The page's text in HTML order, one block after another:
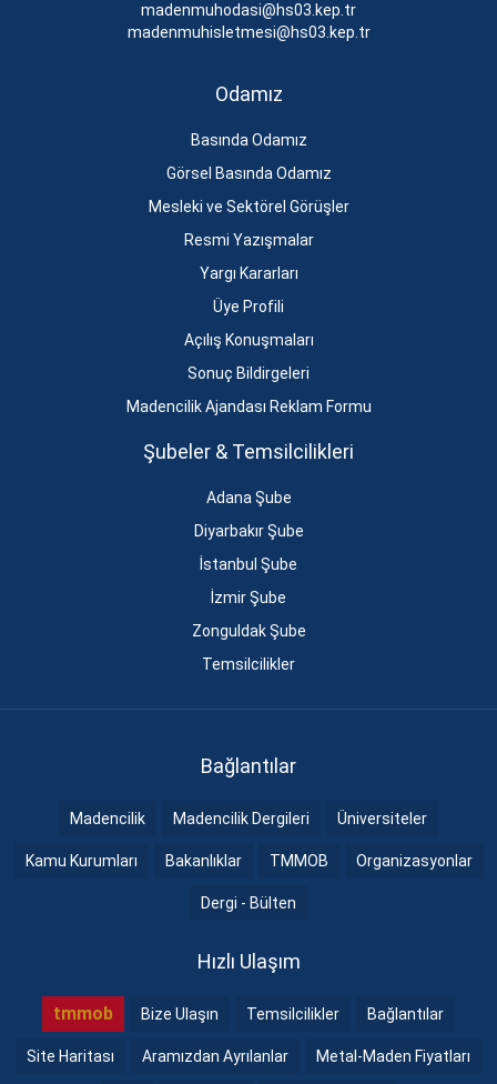
madenmuhodasi@hs03.kep.tr
madenmuhisletmesi@hs03.kep.tr
Odamız
Basında Odamız
Görsel Basında Odamız
Mesleki ve Sektörel Görüşler
Resmi Yazışmalar
Yargı Kararları
Üye Profili
Açılış Konuşmaları
Sonuç Bildirgeleri
Madencilik Ajandası Reklam Formu
Şubeler & Temsilcilikleri
Adana Şube
Diyarbakır Şube
İstanbul Şube
İzmir Şube
Zonguldak Şube
Temsilcilikler
Bağlantılar
Madencilik Madencilik Dergileri Üniversiteler
Kamu Kurumları Bakanlıklar TMMOB Organizasyonlar
Dergi - Bülten
Hızlı Ulaşım
tmmob Bize Ulaşın Temsilcilikler Bağlantılar
Site Haritası Aramızdan Ayrılanlar Metal-Maden Fiyatları